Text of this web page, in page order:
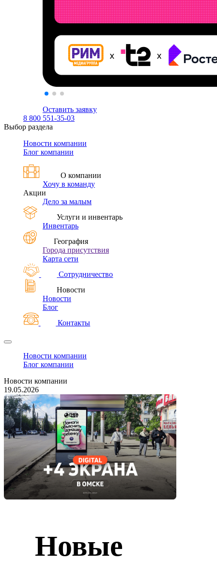
Оставить заявку
8 800 551-35-03
Выбор раздела
Новости компании
Блог компании
О компании
Хочу в команду
Акции
Дело за малым
Услуги и инвентарь
Инвентарь
География
Города присутствия
Карта сети
Сотрудничество
Новости
Новости
Блог
Контакты
Новости компании
Блог компании
Новости компании
19.05.2026
Новые